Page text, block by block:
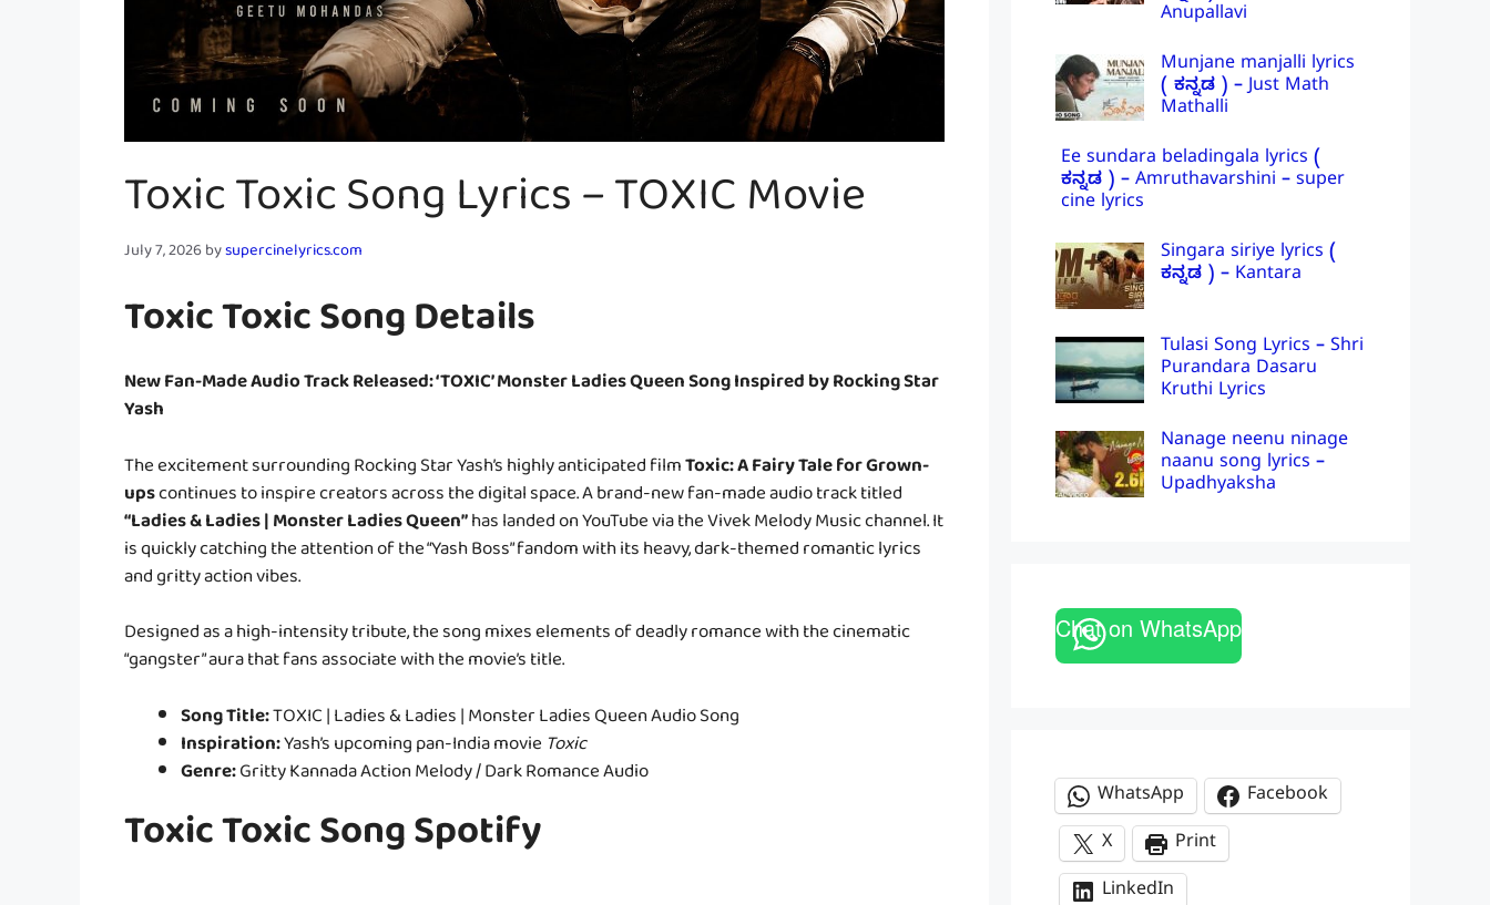
Toxic Toxic Song Lyrics – TOXIC Movie
July 7, 2026bysupercinelyrics.com
Toxic Toxic Song Details
New Fan-Made Audio Track Released: ‘TOXIC’ Monster Ladies Queen Song Inspired by Rocking Star
Yash
The excitement surrounding Rocking Star Yash’s highly anticipated filmToxic: A Fairy Tale for Grown-
upscontinues to inspire creators across the digital space. A brand-new fan-made audio track titled
“Ladies & Ladies | Monster Ladies Queen”has landed on YouTube via the Vivek Melody Music channel. It
is quickly catching the attention of the “Yash Boss” fandom with its heavy, dark-themed romantic lyrics
and gritty action vibes.
Designed as a high-intensity tribute, the song mixes elements of deadly romance with the cinematic
“gangster” aura that fans associate with the movie’s title.
Song Title:TOXIC | Ladies & Ladies | Monster Ladies Queen Audio Song
Inspiration:Yash’s upcoming pan-India movieToxic
Genre:Gritty Kannada Action Melody / Dark Romance Audio
Toxic Toxic Song Spotify
Anupallavi
Munjane manjalli lyrics
( ಕನ್ನಡ ) – Just Math
Mathalli
Ee sundara beladingala lyrics (
ಕನ್ನಡ ) – Amruthavarshini – super
cine lyrics
Singara siriye lyrics (
ಕನ್ನಡ ) – Kantara
Tulasi Song Lyrics – Shri
Purandara Dasaru
Kruthi Lyrics
Nanage neenu ninage
naanu song lyrics –
Upadhyaksha
Chat on WhatsApp
WhatsApp
Facebook
X
Print
LinkedIn